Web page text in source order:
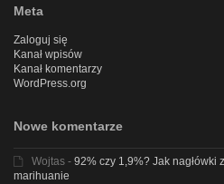
Meta
Zaloguj się
Kanał wpisów
Kanał komentarzy
WordPress.org
Nowe komentarze
Wojtas - 92% czy 1,9%? Jak
marihuanie